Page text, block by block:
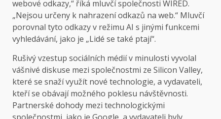
webové odkazy,“ říká mluvčí společnosti WIRED.
„Nejsou určeny k nahrazení odkazů na web.“ Mluvčí
porovnal tyto odkazy v režimu AI s jinými funkcemi
vyhledávání, jako je „Lidé se také ptají“.
Rušivý vzestup sociálních médií v minulosti vyvolal
vášnivé diskuse mezi společnostmi ze Silicon Valley,
které se snaží využít nové technologie, a vydavateli,
kteří se obávají možného poklesu návštěvnosti.
Partnerské dohody mezi technologickými